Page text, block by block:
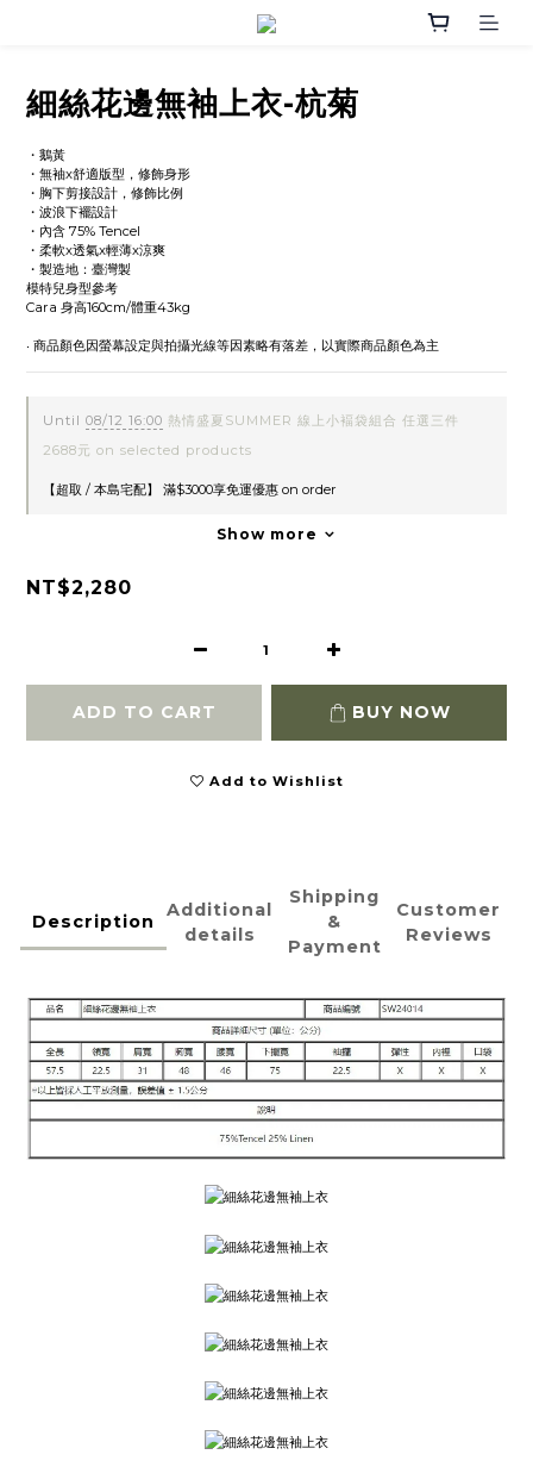
細絲花邊無袖上衣-杭菊
・鵝黃
・無袖x舒適版型，修飾身形
・胸下剪接設計，修飾比例
・波浪下襬設計
・內含 75% Tencel
・柔軟x透氣x輕薄x涼爽
・製造地：臺灣製
模特兒身型參考
Cara 身高160cm/體重43kg
‧ 商品顏色因螢幕設定與拍攝光線等因素略有落差，以實際商品顏色為主
Until 08/12 16:00 熱情盛夏SUMMER 線上小褔袋組合 任選三件
2688元 on selected products
【超取 / 本島宅配】 滿$3000享免運優惠 on order
Show more
NT$2,280
ADD TO CART BUY NOW
Add to Wishlist
Description
Additional
details
Shipping
&
Payment
Customer
Reviews